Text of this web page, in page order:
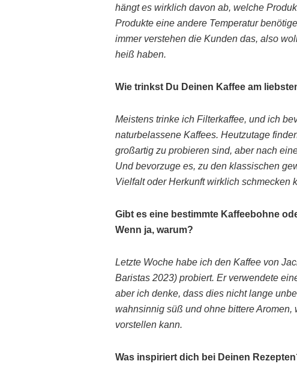
hängt es wirklich davon ab, welche
Produkte eine andere Temperatur
immer verstehen die Kunden das, also
heiß haben.
Wie trinkst Du Deinen Kaffee am
Meistens trinke ich Filterkaffee, und ich
naturbelassene Kaffees. Heutzutage
großartig zu probieren sind, aber nach
Und bevorzuge es, zu den klassischen
Vielfalt oder Herkunft wirklich schmecken
Gibt es eine bestimmte Kaffeebohne
Wenn ja, warum?
Letzte Woche habe ich den Kaffee von
Baristas 2023) probiert. Er verwendete
aber ich denke, dass dies nicht lange
wahnsinnig süß und ohne bittere Aromen,
vorstellen kann.
Was inspiriert dich bei Deinen